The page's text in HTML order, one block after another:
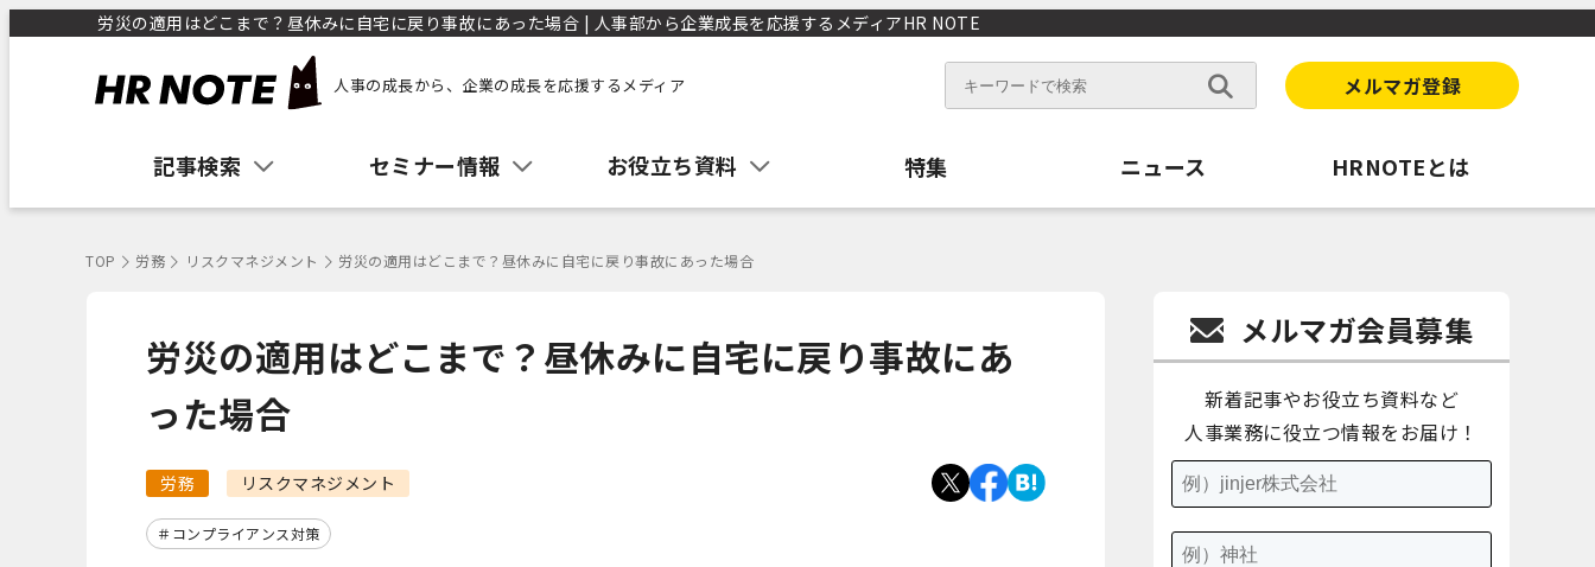
労災の適用はどこまで？昼休みに自宅に戻り事故にあった場合 | 人事部から企業成長を応援するメディアHR NOTE
人事の成長から、企業の成長を応援するメディア メルマガ登録
記事検索 セミナー情報 お役立ち資料 特集 ニュース HRNOTEとは
TOP 労務 リスクマネジメント 労災の適用はどこまで？昼休みに自宅に戻り事故にあった場合
労災の適用はどこまで？昼休みに自宅に戻り事故にあ
った場合
労務 リスクマネジメント
コンプライアンス対策
メルマガ会員募集
新着記事やお役立ち資料など
人事業務に役立つ情報をお届け！